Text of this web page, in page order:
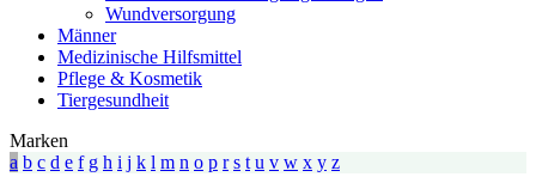
Wundversorgung
Männer
Medizinische Hilfsmittel
Pflege & Kosmetik
Tiergesundheit
Marken
a b c d e f g h i j k l m n o p r s t u v w x y z